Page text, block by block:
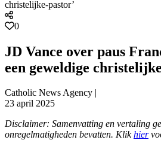
0
JD Vance over paus
een geweldige
Catholic News Agency |
23 april 2025
Disclaimer: Samenvatting en vertaling
onregelmatigheden bevatten. Klikhier